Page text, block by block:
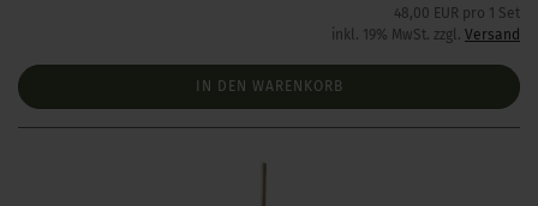
48,00 EUR pro 1 Set
inkl. 19% MwSt. zzgl. Versand
IN DEN WARENKORB